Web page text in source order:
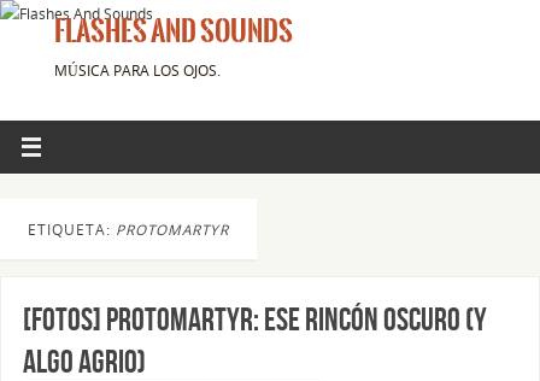
FLASHES AND SOUNDS
MÚSICA PARA LOS OJOS.
ETIQUETA: PROTOMARTYR
[FOTOS] PROTOMARTYR: ESE RINCÓN OSCURO (Y
ALGO AGRIO)